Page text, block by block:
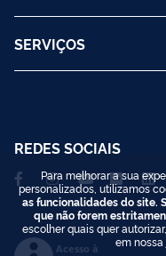
SERVIÇOS
REDES SOCIAIS
Acesso à
Para melhorar a sua
personalizados, utilizamos
as funcionalidades do site.
que não forem
escolher quais quer
em nossa